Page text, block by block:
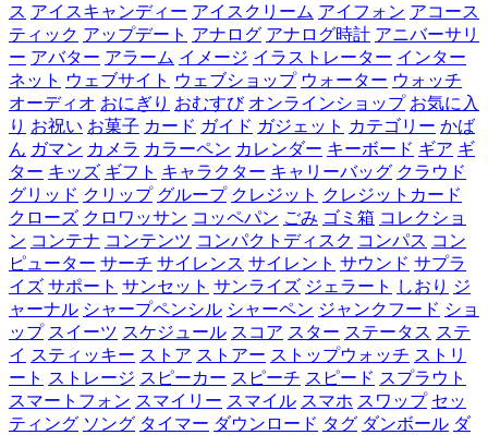
ス アイスキャンディー アイスクリーム アイフォン アコース
ティック アップデート アナログ アナログ時計 アニバーサリ
ー アバター アラーム イメージ イラストレーター インター
ネット ウェブサイト ウェブショップ ウォーター ウォッチ
オーディオ おにぎり おむすび オンラインショップ お気に入
り お祝い お菓子 カード ガイド ガジェット カテゴリー かば
ん ガマン カメラ カラーペン カレンダー キーボード ギア ギ
ター キッズ ギフト キャラクター キャリーバッグ クラウド
グリッド クリップ グループ クレジット クレジットカード
クローズ クロワッサン コッペパン ごみ ゴミ箱 コレクショ
ン コンテナ コンテンツ コンパクトディスク コンパス コン
ピューター サーチ サイレンス サイレント サウンド サプラ
イズ サポート サンセット サンライズ ジェラート しおり ジ
ャーナル シャープペンシル シャーペン ジャンクフード ショ
ップ スイーツ スケジュール スコア スター ステータス ステ
イ スティッキー ストア ストアー ストップウォッチ ストリ
ート ストレージ スピーカー スピーチ スピード スプラウト
スマートフォン スマイリー スマイル スマホ スワップ セッ
ティング ソング タイマー ダウンロード タグ ダンボール ダ